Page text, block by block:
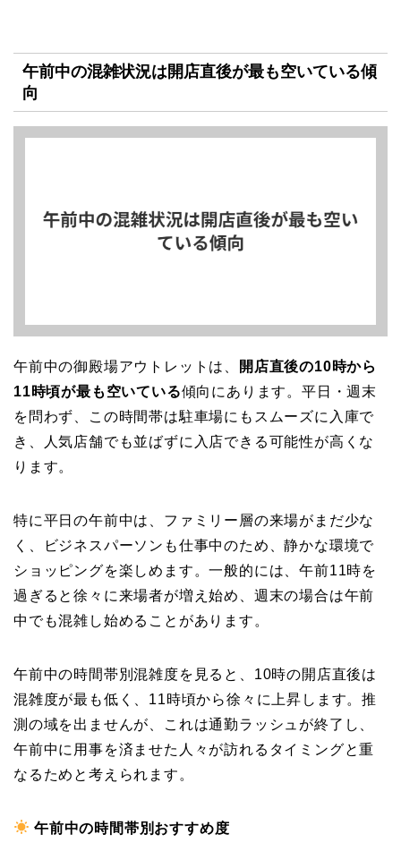
午前中の混雑状況は開店直後が最も空いている傾
向
午前中の御殿場アウトレットは、
開店直後の10時から
11時頃が最も空いている傾向にあります。平日・週末
を問わず、この時間帯は駐車場にもスムーズに入庫で
き、人気店舗でも並ばずに入店できる可能性が高くな
ります。
特に平日の午前中は、ファミリー層の来場がまだ少な
く、ビジネスパーソンも仕事中のため、静かな環境で
ショッピングを楽しめます。一般的には、午前11時を
過ぎると徐々に来場者が増え始め、週末の場合は午前
中でも混雑し始めることがあります。
午前中の時間帯別混雑度を見ると、10時の開店直後は
混雑度が最も低く、11時頃から徐々に上昇します。推
測の域を出ませんが、これは通勤ラッシュが終了し、
午前中に用事を済ませた人々が訪れるタイミングと重
なるためと考えられます。
午前中の時間帯別おすすめ度